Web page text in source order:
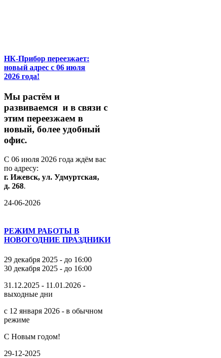
НК-Прибор переезжает:
новый адрес с 06 июля
2026 года!
Мы растём и
развиваемся и в связи с
этим переезжаем в
новый, более удобный
офис.
С 06 июля 2026 года ждём вас
по адресу:
г. Ижевск, ул. Удмуртская,
д. 268.
24-06-2026
РЕЖИМ РАБОТЫ В
НОВОГОДНИЕ ПРАЗДНИКИ
29 декабря 2025 - до 16:00
30 декабря 2025 - до 16:00
31.12.2025 - 11.01.2026 -
выходные дни
с 12 января 2026 - в обычном
режиме
С Новым годом!
29-12-2025